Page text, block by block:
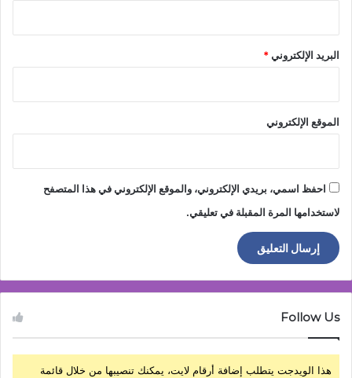
البريد الإلكتروني*
الموقع الإلكتروني
احفظ اسمي، بريدي الإلكتروني، والموقع الإلكتروني في هذا المتصفح
لاستخدامها المرة المقبلة في تعليقي.
Follow Us
هذا الويدجت يتطلب إضافة أرقام لايت، يمكنك تنصيبها من خلال قائمة